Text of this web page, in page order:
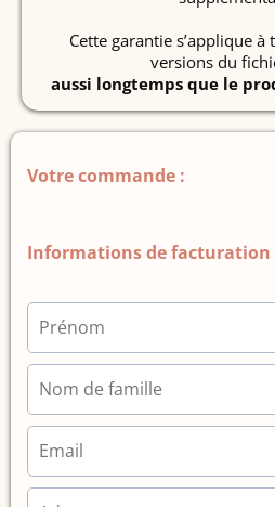
Cette garantie s’applique
versions du
aussi longtemps que le
Votre commande :
Informations de facturation